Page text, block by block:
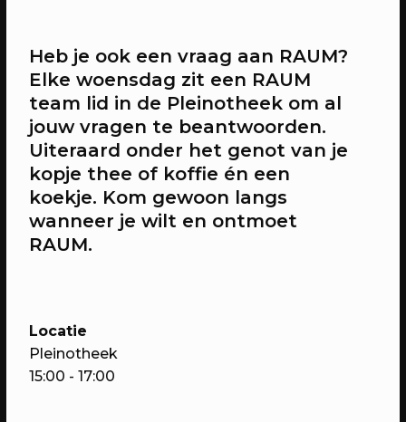
Brommerbios - Lost in Translation
Bijzondere films met bijzondere
gasten
16/08/2026
Spielerei - voor jong en oud
Heb je ook een vraag aan RAUM?
Elke woensdag zit een RAUM
team lid in de Pleinotheek om al
jouw vragen te beantwoorden.
Uiteraard onder het genot van je
kopje thee of koffie én een
koekje. Kom gewoon langs
wanneer je wilt en ontmoet
RAUM.
Locatie
Pleinotheek
15:00 - 17:00